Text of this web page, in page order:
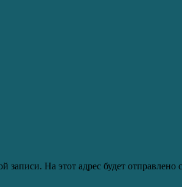
записи. На этот адрес будет